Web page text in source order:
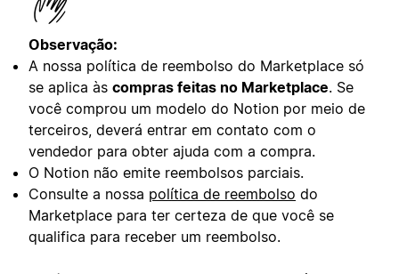
Observação:
A nossa política de reembolso do Marketplace só
se aplica às compras feitas no Marketplace. Se
você comprou um modelo do Notion por meio de
terceiros, deverá entrar em contato com o
vendedor para obter ajuda com a compra.
O Notion não emite reembolsos parciais.
Consulte a nossa política de reembolso do
Marketplace para ter certeza de que você se
qualifica para receber um reembolso.